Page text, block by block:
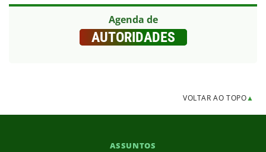
Agenda de
AUTORIDADES
VOLTAR AO TOPO▲
ASSUNTOS